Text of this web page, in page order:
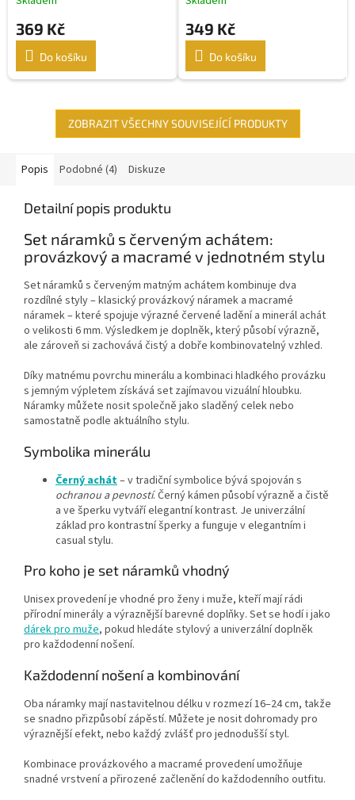
369 Kč
Do košíku
349 Kč
Do košíku
ZOBRAZIT VŠECHNY SOUVISEJÍCÍ PRODUKTY
Popis Podobné (4) Diskuze
Detailní popis produktu
Set náramků s červeným achátem:
provázkový a macramé v jednotném stylu
Set náramků s červeným matným achátem kombinuje dva
rozdílné styly – klasický provázkový náramek a macramé
náramek – které spojuje výrazné červené ladění a minerál achát
o velikosti 6 mm. Výsledkem je doplněk, který působí výrazně,
ale zároveň si zachovává čistý a dobře kombinovatelný vzhled.
Díky matnému povrchu minerálu a kombinaci hladkého provázku
s jemným výpletem získává set zajímavou vizuální hloubku.
Náramky můžete nosit společně jako sladěný celek nebo
samostatně podle aktuálního stylu.
Symbolika minerálu
Černý achát– v tradiční symbolice bývá spojován s
ochranou a pevností. Černý kámen působí výrazně a čistě
a ve šperku vytváří elegantní kontrast. Je univerzální
základ pro kontrastní šperky a funguje v elegantním i
casual stylu.
Pro koho je set náramků vhodný
Unisex provedení je vhodné pro ženy i muže, kteří mají rádi
přírodní minerály a výraznější barevné doplňky. Set se hodí i jako
dárek pro muže, pokud hledáte stylový a univerzální doplněk
pro každodenní nošení.
Každodenní nošení a kombinování
Oba náramky mají nastavitelnou délku v rozmezí 16–24 cm, takže
se snadno přizpůsobí zápěstí. Můžete je nosit dohromady pro
výraznější efekt, nebo každý zvlášť pro jednodušší styl.
Kombinace provázkového a macramé provedení umožňuje
snadné vrstvení a přirozené začlenění do každodenního outfitu.